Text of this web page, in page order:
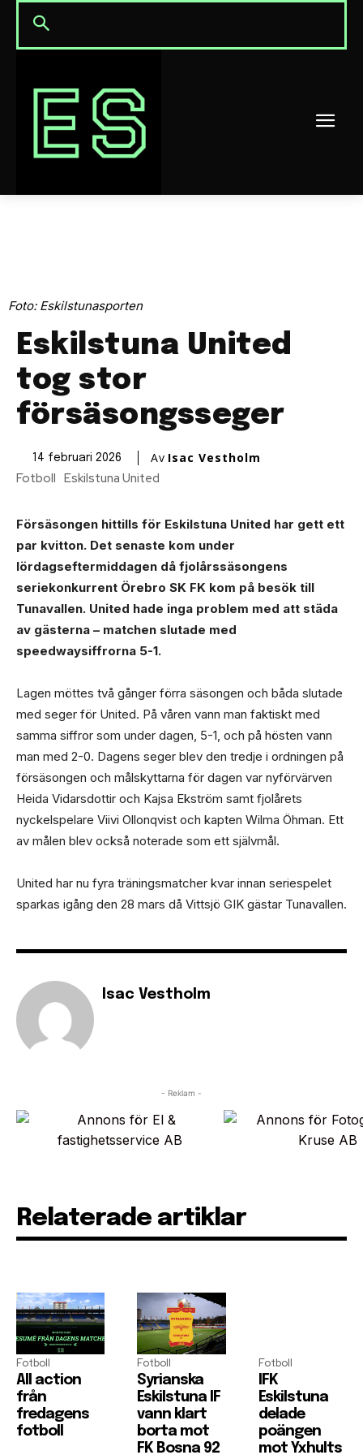
Foto: Eskilstunasporten
Eskilstuna United
tog stor
försäsongsseger
14 februari 2026 Av Isac Vestholm
Fotboll Eskilstuna United
Försäsongen hittills för Eskilstuna United har gett ett
par kvitton. Det senaste kom under
lördagseftermiddagen då fjolårssäsongens
seriekonkurrent Örebro SK FK kom på besök till
Tunavallen. United hade inga problem med att städa
av gästerna – matchen slutade med
speedwaysiffrorna 5-1.
Lagen möttes två gånger förra säsongen och båda slutade
med seger för United. På våren vann man faktiskt med
samma siffror som under dagen, 5-1, och på hösten vann
man med 2-0. Dagens seger blev den tredje i ordningen på
försäsongen och målskyttarna för dagen var nyförvärven
Heida Vidarsdottir och Kajsa Ekström samt fjolårets
nyckelspelare Viivi Ollonqvist och kapten Wilma Öhman. Ett
av målen blev också noterade som ett självmål.
United har nu fyra träningsmatcher kvar innan seriespelet
sparkas igång den 28 mars då Vittsjö GIK gästar Tunavallen.
Isac Vestholm
- Reklam -
Relaterade artiklar
Fotboll
All action
från
fredagens
fotboll
Fotboll
Syrianska
Eskilstuna IF
vann klart
borta mot
FK Bosna 92
Fotboll
IFK
Eskilstuna
delade
poängen
mot Yxhults